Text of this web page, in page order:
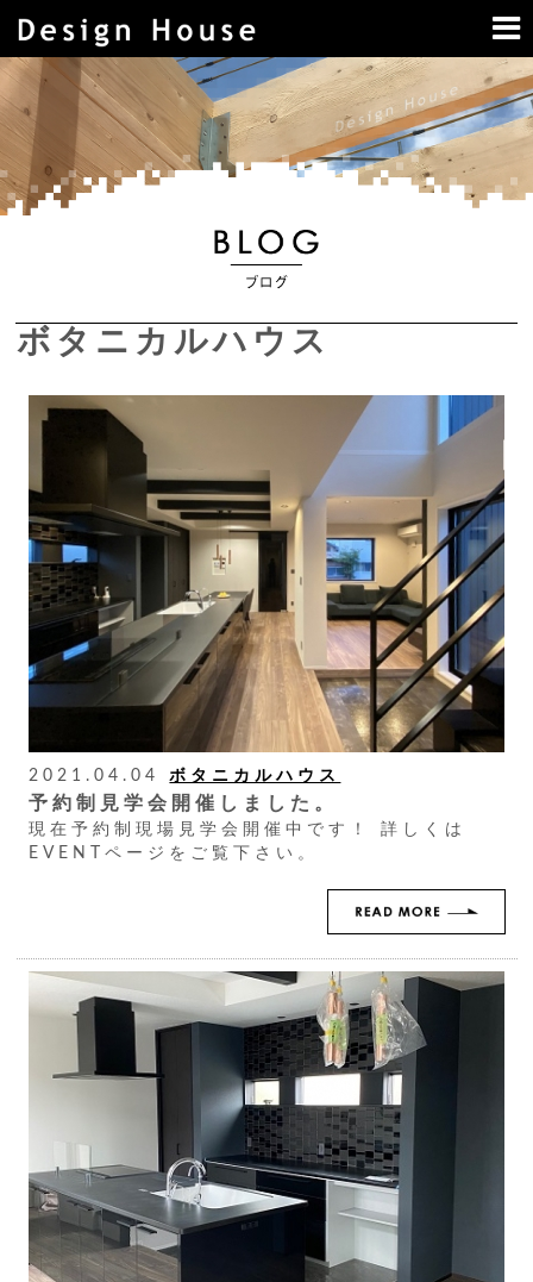
ボタニカルハウス
2021.04.04 ボタニカルハウス
予約制見学会開催しました。
現在予約制現場見学会開催中です！ 詳しくは
EVENTページをご覧下さい。